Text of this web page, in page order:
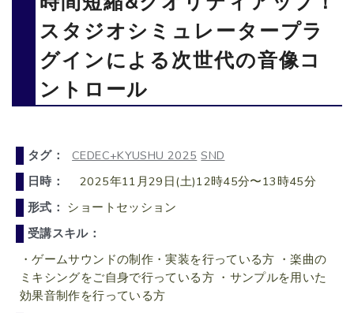
スタジオシミュレータープラ
グインによる次世代の音像コ
ントロール
タグ： CEDEC+KYUSHU 2025 SND
日時：
2025年11月29日(土)12時45分〜13時45分
形式： ショートセッション
受講スキル：
・ゲームサウンドの制作・実装を行っている方 ・楽曲の
ミキシングをご自身で行っている方 ・サンプルを用いた
効果音制作を行っている方